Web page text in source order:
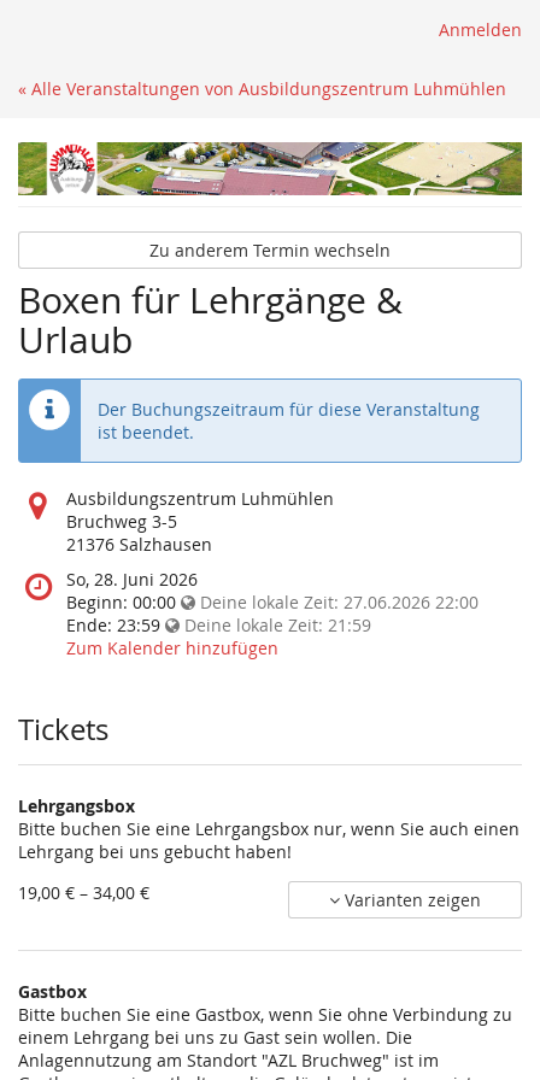
Anmelden
« Alle Veranstaltungen von Ausbildungszentrum Luhmühlen
Zu anderem Termin wechseln
Boxen für Lehrgänge &
Urlaub
Der Buchungszeitraum für diese Veranstaltung
ist beendet.
Wo
findet
diese
statt?
Ausbildungszentrum Luhmühlen
Bruchweg 3-5
21376 Salzhausen
Wann
findet
diese
Veranstaltung
So, 28. Juni 2026
Beginn: 00:00 Deine lokale Zeit: 27.06.2026 22:00
Ende: 23:59 Deine lokale Zeit: 21:59
Zum Kalender hinzufügen
Tickets
Lehrgangsbox
Bitte buchen Sie eine Lehrgangsbox nur, wenn Sie auch einen
Lehrgang bei uns gebucht haben!
von
19,00 € – 34,00 € Varianten zeigen
Gastbox
Bitte buchen Sie eine Gastbox, wenn Sie ohne Verbindung zu
einem Lehrgang bei uns zu Gast sein wollen. Die
Anlagennutzung am Standort "AZL Bruchweg" ist im